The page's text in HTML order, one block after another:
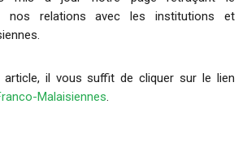
nos relations avec les institutions et
il vous suffit de cliquer sur le lien
Malaisiennes.